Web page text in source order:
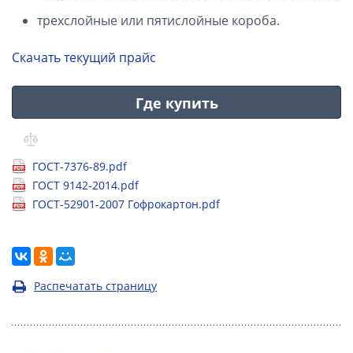
трехслойные или пятислойные короба.
Скачать текущий прайс
Где купить
ГОСТ-7376-89.pdf
ГОСТ 9142-2014.pdf
ГОСТ-52901-2007 Гофрокартон.pdf
Распечатать страницу